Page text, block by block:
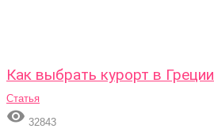
Как выбрать курорт в Греции
Статья
 32843